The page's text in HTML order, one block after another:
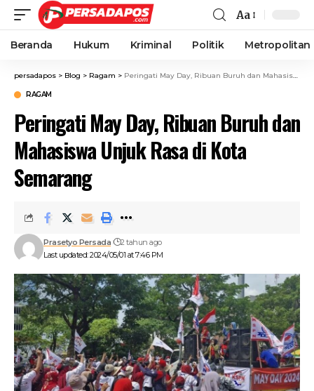
Aa
Beranda Hukum Kriminal Politik Metropolitan
persadapos > Blog > Ragam > Peringati May Day, Ribuan Buruh dan Mahasiswa Unjuk Rasa di Kota Semarang
RAGAM
Peringati May Day, Ribuan Buruh dan
Mahasiswa Unjuk Rasa di Kota
Semarang
Last updated: 2024/05/01 at 7:46 PM
Prasetyo Persada 2 tahun ago